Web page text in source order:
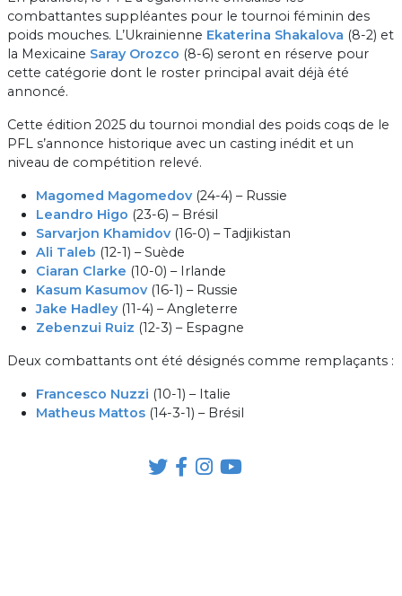
combattantes suppléantes pour le tournoi féminin des
poids mouches. L’Ukrainienne Ekaterina Shakalova (8-2) et
la Mexicaine Saray Orozco (8-6) seront en réserve pour
cette catégorie dont le roster principal avait déjà été
annoncé.
Cette édition 2025 du tournoi mondial des poids coqs de le
PFL s’annonce historique avec un casting inédit et un
niveau de compétition relevé.
Magomed Magomedov(24-4) – Russie
Leandro Higo (23-6) – Brésil
Sarvarjon Khamidov(16-0) – Tadjikistan
Ali Taleb (12-1) – Suède
Ciaran Clarke (10-0) – Irlande
Kasum Kasumov(16-1) – Russie
Jake Hadley(11-4) – Angleterre
Zebenzui Ruiz (12-3) – Espagne
Deux combattants ont été désignés comme remplaçants :
Francesco Nuzzi (10-1) – Italie
Matheus Mattos (14-3-1) – Brésil